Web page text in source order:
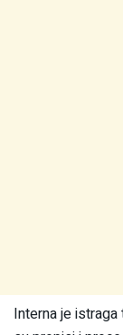
Interna je